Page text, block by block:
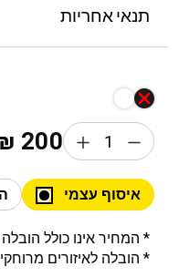
תנאי אחריות
200
איסוף עצמי
* המחיר אינו כולל
* הובלה לאיזורים